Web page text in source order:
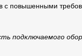
с повышенными
подключаемого